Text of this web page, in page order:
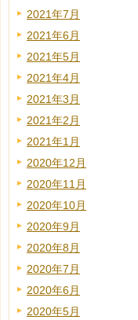
2021年7月
2021年6月
2021年5月
2021年4月
2021年3月
2021年2月
2021年1月
2020年12月
2020年11月
2020年10月
2020年9月
2020年8月
2020年7月
2020年6月
2020年5月